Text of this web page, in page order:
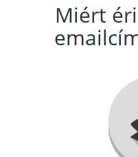
Miért